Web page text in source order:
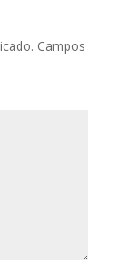
Campos